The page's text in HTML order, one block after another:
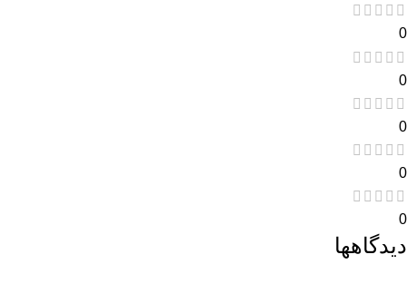
0
0
0
0
0
دیدگاهها